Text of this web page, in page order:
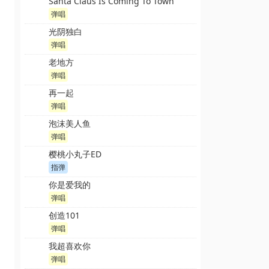
弹唱
光阴独白
弹唱
老地方
弹唱
再一起
弹唱
泡沫美人鱼
弹唱
樱桃小丸子ED
指弹
你是爱我的
弹唱
创造101
弹唱
我超喜欢你
弹唱